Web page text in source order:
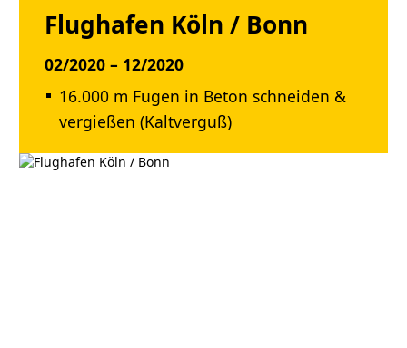
Flughafen Köln / Bonn
02/2020 – 12/2020
16.000 m Fugen in Beton schneiden &
vergießen (Kaltverguß)